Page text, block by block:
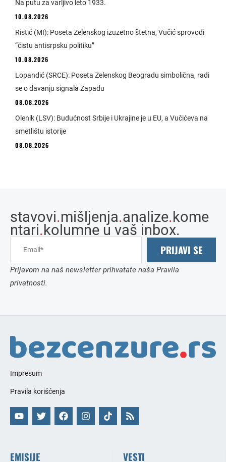
Na putu za varljivo leto 1933.
10.08.2026
Ristić (MI): Poseta Zelenskog izuzetno štetna, Vučić sprovodi
“čistu antisrpsku politiku”
10.08.2026
Lopandić (SRCE): Poseta Zelenskog Beogradu simbolična, radi
se o davanju signala Zapadu
08.08.2026
Olenik (LSV): Budućnost Srbije i Ukrajine je u EU, a Vučićeva na
smetlištu istorije
08.08.2026
stavovi.mišljenja.analize.kome
ntari.kolumne u vaš inbox.
PRIJAVI SE
Prijavom na naš newsletter prihvatate naša Pravila
privatnosti.
Impresum
Pravila korišćenja
EMISIJE VESTI